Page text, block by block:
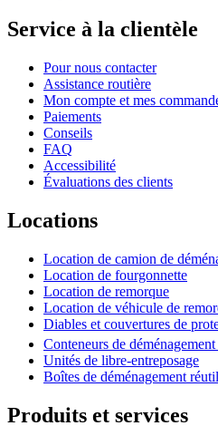
Service à la clientèle
Pour nous contacter
Assistance routière
Mon compte et mes
Paiements
Conseils
FAQ
Accessibilité
Évaluations des clients
Locations
Location de camion de
Location de fourgonnette
Location de remorque
Location de véhicule de
Diables et couvertures de
Conteneurs de
Unités de libre-entreposage
Boîtes de déménagement
Produits et services